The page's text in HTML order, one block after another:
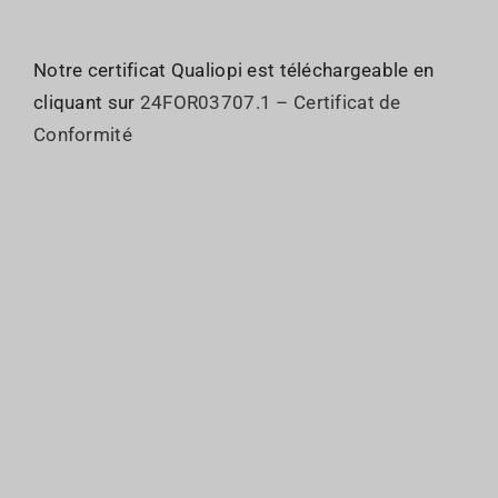
Notre certificat Qualiopi est téléchargeable en
cliquant sur 24FOR03707.1 – Certificat de
Conformité